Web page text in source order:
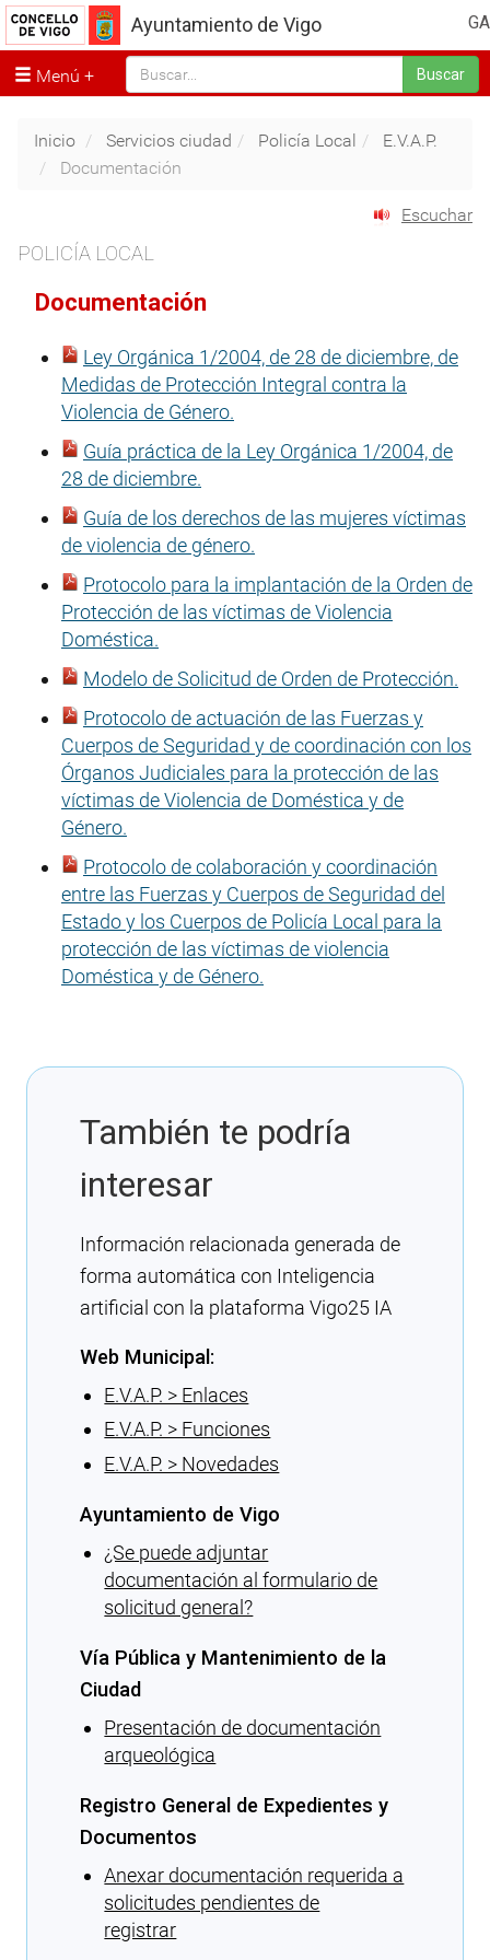
GA
Ayuntamiento de Vigo
Menú Buscar
Inicio Servicios ciudad Policía Local
E.V.A.P.
Documentación
Escuchar
POLICÍA LOCAL
Documentación
Ley Orgánica 1/2004, de 28 de diciembre, de
Medidas de Protección Integral contra la
Violencia de Género.
Guía práctica de la Ley Orgánica 1/2004, de
28 de diciembre.
Guía de los derechos de las mujeres víctimas
de violencia de género.
Protocolo para la implantación de la Orden de
Protección de las víctimas de Violencia
Doméstica.
Modelo de Solicitud de Orden de Protección.
Protocolo de actuación de las Fuerzas y
Cuerpos de Seguridad y de coordinación con los
Órganos Judiciales para la protección de las
víctimas de Violencia de Doméstica y de
Género.
Protocolo de colaboración y coordinación
entre las Fuerzas y Cuerpos de Seguridad del
Estado y los Cuerpos de Policía Local para la
protección de las víctimas de violencia
Doméstica y de Género.
También te podría
interesar
Información relacionada generada de
forma automática con Inteligencia
artificial con la plataforma Vigo25 IA
Web Municipal:
E.V.A.P. > Enlaces
E.V.A.P. > Funciones
E.V.A.P. > Novedades
Ayuntamiento de Vigo
¿Se puede adjuntar
documentación al formulario de
solicitud general?
Vía Pública y Mantenimiento de la
Ciudad
Presentación de documentación
arqueológica
Registro General de Expedientes y
Documentos
Anexar documentación requerida a
solicitudes pendientes de
registrar